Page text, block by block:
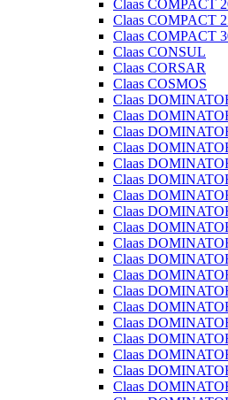
Claas COMPACT
Claas COMPACT
Claas COMPACT
Claas CONSUL
Claas CORSAR
Claas COSMOS
Claas
Claas
Claas
Claas
Claas
Claas
Claas
Claas
Claas
Claas
Claas
Claas
Claas
Claas
Claas
Claas
Claas
Claas
Claas